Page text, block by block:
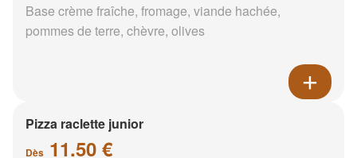
Base crème fraîche, fromage, viande hachée,
pommes de terre, chèvre, olives
Pizza raclette junior
Dès 11.50 €